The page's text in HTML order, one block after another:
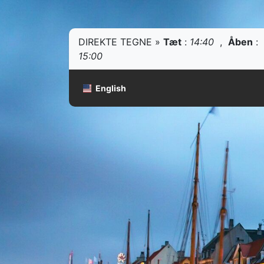
DIREKTE TEGNE » Tæt : 14:40 , Åben :
15:00
English